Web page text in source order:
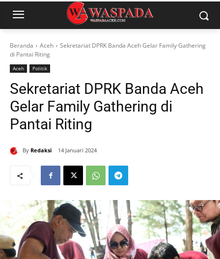
Beranda Aceh
Sekretariat DPRK Banda Aceh Gelar Family Gathering
di Pantai Riting
Aceh Politik
Sekretariat DPRK Banda Aceh
Gelar Family Gathering di
Pantai Riting
By Redaksi 14 Januari 2024